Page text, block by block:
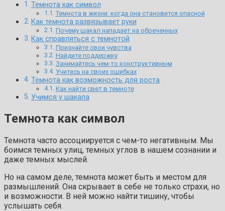
Темнота как символ
Темнота в жизни: когда она становится опасной
Как темнота развязывает руки
Почему шакал нападает на обреченных
Как справляться с темнотой
Признайте свои чувства
Найдите поддержку
Занимайтесь чем-то конструктивным
Учитесь на своих ошибках
Темнота как возможность для роста
Как найти свет в темноте
Учимся у шакала
Темнота как символ
Темнота часто ассоциируется с чем-то негативным. Мы
боимся темных улиц, темных углов в нашем сознании и
даже темных мыслей.
Но на самом деле, темнота может быть и местом для
размышлений. Она скрывает в себе не только страхи, но
и возможности. В ней можно найти тишину, чтобы
услышать себя.